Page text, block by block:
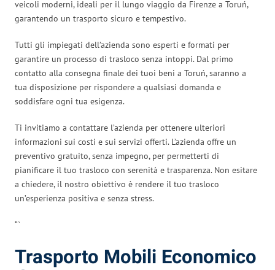
veicoli moderni, ideali per il lungo viaggio da Firenze a Toruń,
garantendo un trasporto sicuro e tempestivo.
Tutti gli impiegati dell’azienda sono esperti e formati per
garantire un processo di trasloco senza intoppi. Dal primo
contatto alla consegna finale dei tuoi beni a Toruń, saranno a
tua disposizione per rispondere a qualsiasi domanda e
soddisfare ogni tua esigenza.
Ti invitiamo a contattare l’azienda per ottenere ulteriori
informazioni sui costi e sui servizi offerti. L’azienda offre un
preventivo gratuito, senza impegno, per permetterti di
pianificare il tuo trasloco con serenità e trasparenza. Non esitare
a chiedere, il nostro obiettivo è rendere il tuo trasloco
un’esperienza positiva e senza stress.
“`
Trasporto Mobili Economico